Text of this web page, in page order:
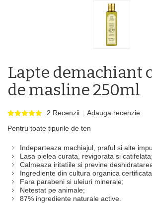
Lapte demachiant
de masline 250ml
2 Recenzii
Adauga recenzie
Pentru toate tipurile de ten
Indeparteaza machiajul, praful si alte
Lasa pielea curata, revigorata si catifelata;
Calmeaza iritatiile si previne
Ingrediente din cultura organica
Fara parabeni si uleiuri minerale;
Netestat pe animale;
87% ingrediente naturale active.